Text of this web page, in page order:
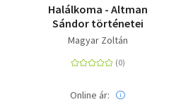
Halálkoma - Altman
Sándor történetei
Magyar Zoltán
Online ár: